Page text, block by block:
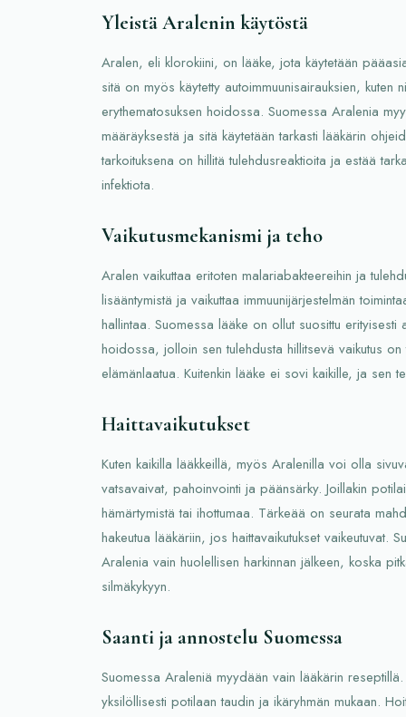
Yleistä Aralenin käytöstä
Aralen, eli klorokiini, on lääke, jota käytetään
sitä on myös käytetty autoimmuunisairauksien, kuten
erythematosuksen hoidossa. Suomessa Aralenia
määräyksestä ja sitä käytetään tarkasti lääkärin
tarkoituksena on hillitä tulehdusreaktioita ja estää
infektiota.
Vaikutusmekanismi ja teho
Aralen vaikuttaa eritoten malariabakteereihin ja
lisääntymistä ja vaikuttaa immuunijärjestelmän
hallintaa. Suomessa lääke on ollut suosittu erityisesti
hoidossa, jolloin sen tulehdusta hillitsevä vaikutus
elämänlaatua. Kuitenkin lääke ei sovi kaikille, ja sen
Haittavaikutukset
Kuten kaikilla lääkkeillä, myös Aralenilla voi olla
vatsavaivat, pahoinvointi ja päänsärky. Joillakin
hämärtymistä tai ihottumaa. Tärkeää on seurata
hakeutua lääkäriin, jos haittavaikutukset vaikeutuvat.
Aralenia vain huolellisen harkinnan jälkeen, koska
silmäkykyyn.
Saanti ja annostelu Suomessa
Suomessa Araleniä myydään vain lääkärin
yksilöllisesti potilaan taudin ja ikäryhmän mukaan.